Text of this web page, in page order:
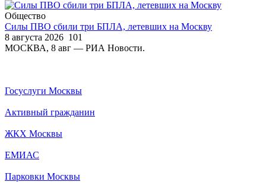
Общество
Силы ПВО сбили три БПЛА, летевших на Москву
8 августа 2026 101
МОСКВА, 8 авг — РИА Новости.
Госуслуги Москвы
Активный гражданин
ЖКХ Москвы
ЕМИАС
Парковки Москвы